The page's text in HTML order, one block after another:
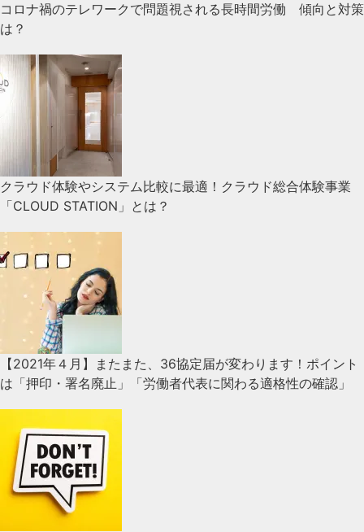
コロナ禍のテレワークで問題視される長時間労働 傾向と対策
は？
クラウド体験やシステム比較に最適！クラウド総合体験事業
「CLOUD STATION」とは？
【2021年４月】またまた、36協定届が変わります！ポイント
は「押印・署名廃止」「労働者代表に関わる適格性の確認」